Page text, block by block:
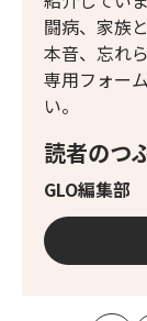
読者のつ
GLO編集部
闘病、家族
本音、忘れ
専用フォー
い。